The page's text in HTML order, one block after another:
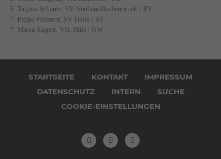
5. Tatjana Schauer, SV Neuhaus/Rothenbruck / BY
7. Peppa Plöhnert, SV Halle / ST
7. Maren Eggert, VfL Hüls / NW
überspringenSTARTSEITE KONTAKT
IMPRESSUM
DATENSCHUTZ
INTERN
SUCHE
COOKIE-EINSTELLUNGEN